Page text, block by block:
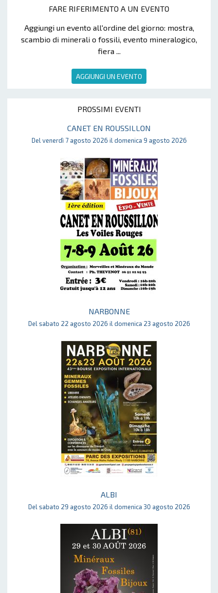
FARE RIFERIMENTO A UN EVENTO
Aggiungi un evento all'ordine del giorno: mostra,
scambio di minerali o fossili, evento mineralogico,
fiera ...
AGGIUNGI UN EVENTO
PROSSIMI EVENTI
CANET EN ROUSSILLON
Del venerdì 7 agosto 2026 il domenica 9 agosto 2026
NARBONNE
Del sabato 22 agosto 2026 il domenica 23 agosto 2026
ALBI
Del sabato 29 agosto 2026 il domenica 30 agosto 2026